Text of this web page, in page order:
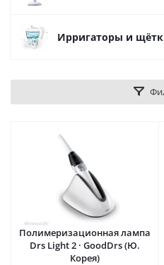
Ирригаторы и
Полимеризационная лампа
Drs Light 2 · GoodDrs (Ю.
Корея)